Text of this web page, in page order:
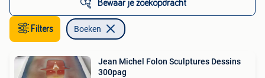
Bewaar je zoekopdracht
Filters Boeken
Jean Michel Folon Sculptures Dessins
300pag